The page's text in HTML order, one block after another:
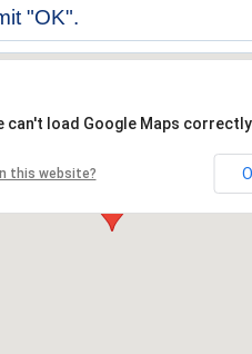
"OK".
can't load Google Maps
this website?